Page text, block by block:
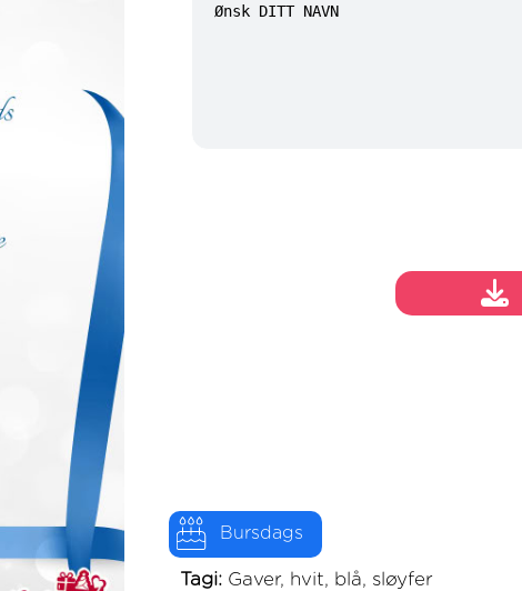
Bursdags
Tagi:Gaver, hvit, blå, sløyfer